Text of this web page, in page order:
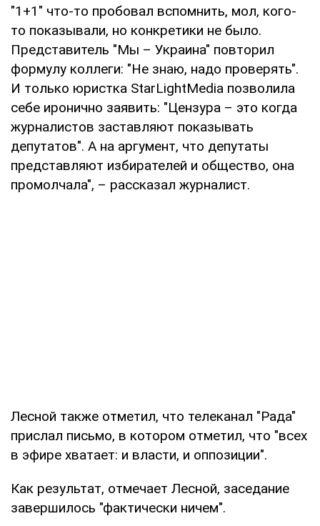
"1+1" что-то пробовал вспомнить, мол, кого-
то показывали, но конкретики не было.
Представитель "Мы – Украина" повторил
формулу коллеги: "Не знаю, надо проверять".
И только юристка StarLightMedia позволила
себе иронично заявить: "Цензура – это когда
журналистов заставляют показывать
депутатов". А на аргумент, что депутаты
представляют избирателей и общество, она
промолчала", – рассказал журналист.
Лесной также отметил, что телеканал "Рада"
прислал письмо, в котором отметил, что "всех
в эфире хватает: и власти, и оппозиции".
Как результат, отмечает Лесной, заседание
завершилось "фактически ничем".